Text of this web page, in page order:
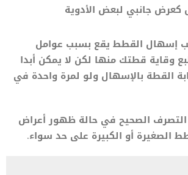
كعرض جانبي لبعض الأدوية
إسهال القطط يقع بسبب عوامل
وقاية قطتك منها لكن لا يمكن أبدا
القطة بالإسهال ولو لمرة واحدة في
الصحيح في حالة ظهور أعراض
الصغيرة أو الكبيرة على حد سواء.